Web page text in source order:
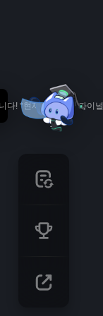
니다! *현재 내용은 「파